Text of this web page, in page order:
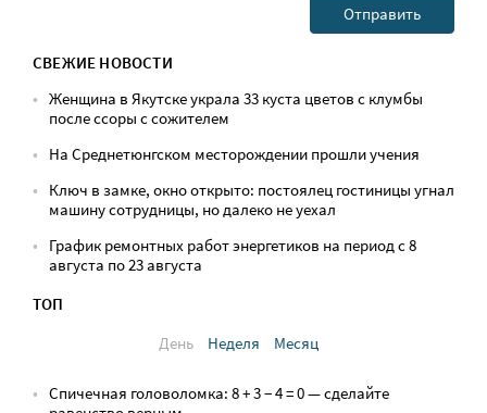
СВЕЖИЕ НОВОСТИ
Женщина в Якутске украла 33 куста цветов с клумбы
после ссоры с сожителем
На Среднетюнгском месторождении прошли учения
Ключ в замке, окно открыто: постоялец гостиницы угнал
машину сотрудницы, но далеко не уехал
График ремонтных работ энергетиков на период с 8
августа по 23 августа
ТОП
День
Неделя Месяц
Спичечная головоломка: 8 + 3 − 4 = 0 — сделайте